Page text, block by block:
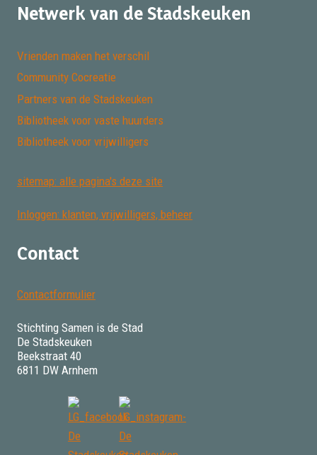
Netwerk van de Stadskeuken
Vrienden maken het verschil
Community Cocreatie
Partners van de Stadskeuken
Bibliotheek voor vaste huurders
Bibliotheek voor vrijwilligers
sitemap: alle pagina's deze site
Inloggen: klanten, vrijwilligers, beheer
Contact
Contactformulier
Stichting Samen is de Stad
De Stadskeuken
Beekstraat 40
6811 DW Arnhem